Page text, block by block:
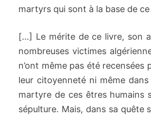
martyrs qui sont à la base de
[…] Le mérite de ce livre, son
nombreuses victimes
n’ont même pas été recensées
leur citoyenneté ni même
martyre de ces êtres humains
sépulture. Mais, dans sa quête